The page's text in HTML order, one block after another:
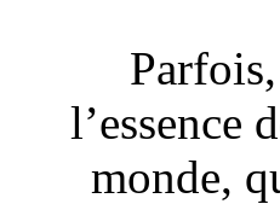
l’essence
monde,